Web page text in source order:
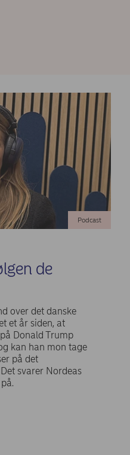
Podcast
de
over det danske
et år siden, at
Donald Trump
kan han mon tage
på det
svarer Nordeas